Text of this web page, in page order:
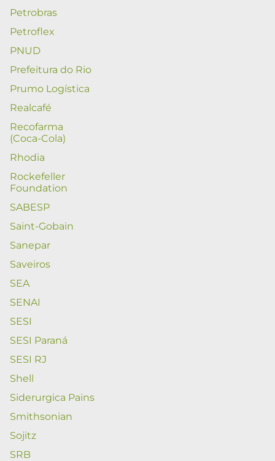
Petrobras
Petroflex
PNUD
Prefeitura do Rio
Prumo Logística
Realcafé
Recofarma
(Coca-Cola)
Rhodia
Rockefeller
Foundation
SABESP
Saint-Gobain
Sanepar
Saveiros
SEA
SENAI
SESI
SESI Paraná
SESI RJ
Shell
Siderurgica Pains
Smithsonian
Sojitz
SRB